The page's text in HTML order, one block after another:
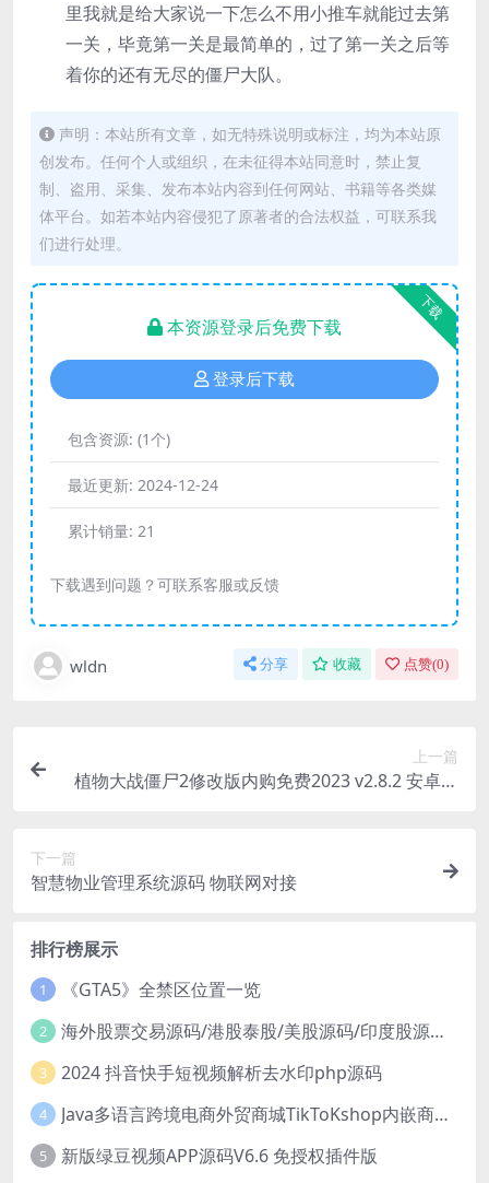
里我就是给大家说一下怎么不用小推车就能过去第
一关，毕竟第一关是最简单的，过了第一关之后等
着你的还有无尽的僵尸大队。
声明：本站所有文章，如无特殊说明或标注，均为本站原
创发布。任何个人或组织，在未征得本站同意时，禁止复
制、盗用、采集、发布本站内容到任何网站、书籍等各类媒
体平台。如若本站内容侵犯了原著者的合法权益，可联系我
们进行处理。
下载
本资源登录后免费下载
登录后下载
包含资源: (1个)
最近更新: 2024-12-24
累计销量: 21
下载遇到问题？可联系客服或反馈
wldn 分享 收藏 点赞(0)
上一篇
植物大战僵尸2修改版内购免费2023 v2.8.2 安卓无
下一篇
智慧物业管理系统源码 物联网对接
排行榜展示
1 《GTA5》全禁区位置一览
2 海外股票交易源码/港股泰股/美股源码/印度股源码/马拉西亚股票源码/国际股票配资
3 2024 抖音快手短视频解析去水印php源码
4 Java多语言跨境电商外贸商城TikToKshop内嵌商城I商家入驻I一键铺
5 新版绿豆视频APP源码V6.6 免授权插件版